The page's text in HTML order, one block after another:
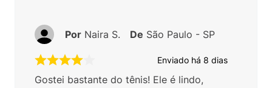
Enviado há 8 dias
Gostei bastante do tênis! Ele é lindo,
Por Naira S. De São Paulo - SP